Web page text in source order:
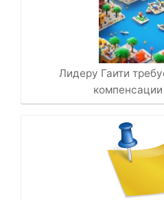
Лидеру Гаити